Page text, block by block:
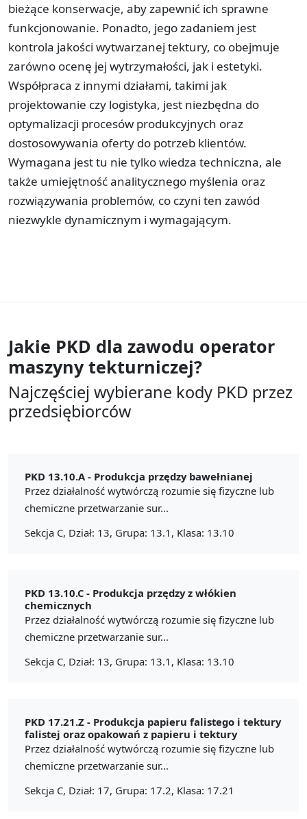
bieżące konserwacje, aby zapewnić ich sprawne
funkcjonowanie. Ponadto, jego zadaniem jest
kontrola jakości wytwarzanej tektury, co obejmuje
zarówno ocenę jej wytrzymałości, jak i estetyki.
Współpraca z innymi działami, takimi jak
projektowanie czy logistyka, jest niezbędna do
optymalizacji procesów produkcyjnych oraz
dostosowywania oferty do potrzeb klientów.
Wymagana jest tu nie tylko wiedza techniczna, ale
także umiejętność analitycznego myślenia oraz
rozwiązywania problemów, co czyni ten zawód
niezwykle dynamicznym i wymagającym.
Jakie PKD dla zawodu operator
maszyny tekturniczej?
Najczęściej wybierane kody PKD przez
przedsiębiorców
PKD 13.10.A - Produkcja przędzy bawełnianej
Przez działalność wytwórczą rozumie się fizyczne lub
chemiczne przetwarzanie sur...
Sekcja C, Dział: 13, Grupa: 13.1, Klasa: 13.10
PKD 13.10.C - Produkcja przędzy z włókien
chemicznych
Przez działalność wytwórczą rozumie się fizyczne lub
chemiczne przetwarzanie sur...
Sekcja C, Dział: 13, Grupa: 13.1, Klasa: 13.10
PKD 17.21.Z - Produkcja papieru falistego i tektury
falistej oraz opakowań z papieru i tektury
Przez działalność wytwórczą rozumie się fizyczne lub
chemiczne przetwarzanie sur...
Sekcja C, Dział: 17, Grupa: 17.2, Klasa: 17.21